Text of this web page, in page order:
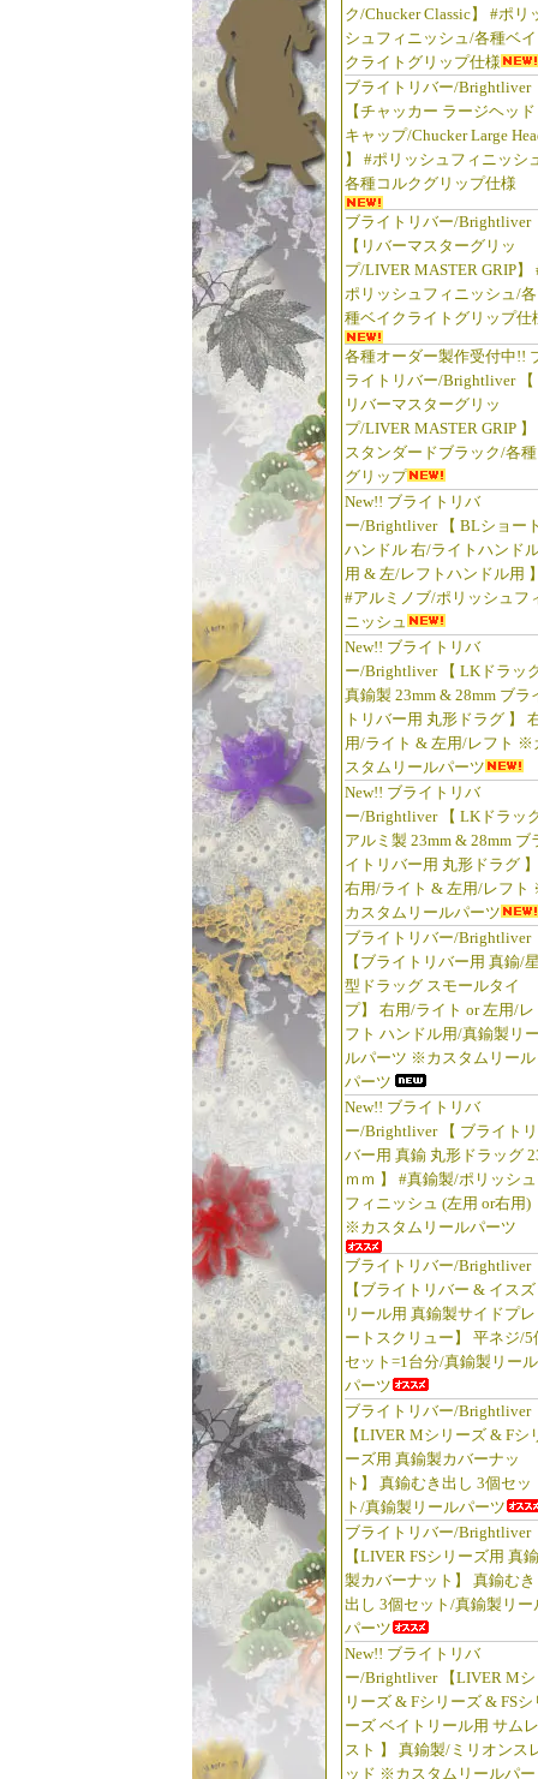
ク/Chucker Classic】 #ポリ
シュフィニッシュ/各種ベイ
クライトグリップ仕様
ブライトリバー/Brightliver
【チャッカー ラージヘッド
キャップ/Chucker Large
】 #ポリッシュフィニッシ
各種コルクグリップ仕様
ブライトリバー/Brightliver
【リバーマスターグリッ
プ/LIVER MASTER GRIP】
ポリッシュフィニッシュ/各
種ベイクライトグリップ仕
各種オーダー製作受付中!!
ライトリバー/Brightliver 【
リバーマスターグリッ
プ/LIVER MASTER GRIP 】
スタンダードブラック/各種
グリップ
New!! ブライトリバ
ー/Brightliver 【 BLショート
ハンドル 右/ライトハンド
用 & 左/レフトハンドル用 】
#アルミノブ/ポリッシュフ
ニッシュ
New!! ブライトリバ
ー/Brightliver 【 LKドラッ
真鍮製 23mm & 28mm ブラ
トリバー用 丸形ドラグ 】
用/ライト & 左用/レフト ※
スタムリールパーツ
New!! ブライトリバ
ー/Brightliver 【 LKドラッ
アルミ製 23mm & 28mm ブ
イトリバー用 丸形ドラグ 】
右用/ライト & 左用/レフト
カスタムリールパーツ
ブライトリバー/Brightliver
【ブライトリバー用 真鍮/星
型ドラッグ スモールタイ
プ】 右用/ライト or 左用/レ
フト ハンドル用/真鍮製リー
ルパーツ ※カスタムリール
パーツ
New!! ブライトリバ
ー/Brightliver 【 ブライトリ
バー用 真鍮 丸形ドラッグ
ｍｍ 】 #真鍮製/ポリッシュ
フィニッシュ (左用 or右用)
※カスタムリールパーツ
ブライトリバー/Brightliver
【ブライトリバー & イスズ
リール用 真鍮製サイドプレ
ートスクリュー】 平ネジ/5
セット=1台分/真鍮製リール
パーツ
ブライトリバー/Brightliver
【LIVER Mシリーズ & Fシ
ーズ用 真鍮製カバーナッ
ト】 真鍮むき出し 3個セッ
ト/真鍮製リールパーツ
ブライトリバー/Brightliver
【LIVER FSシリーズ用 真鍮
製カバーナット】 真鍮むき
出し 3個セット/真鍮製リー
パーツ
New!! ブライトリバ
ー/Brightliver 【LIVER Mシ
リーズ & Fシリーズ & FSシ
ーズ ベイトリール用 サムレ
スト 】 真鍮製/ミリオンス
ッド ※カスタムリールパー